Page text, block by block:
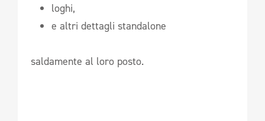
loghi,
e altri dettagli standalone
saldamente al loro posto.